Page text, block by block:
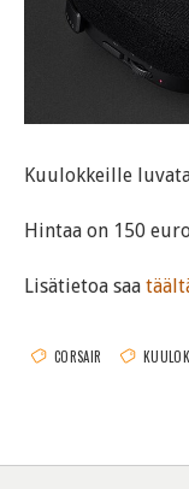
Kuulokkeille
Hintaa on 150
Lisätietoa saa
CORSAIR